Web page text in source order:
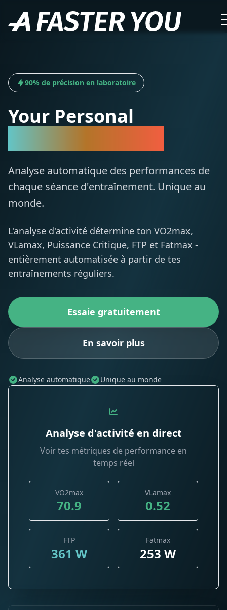
90% de précision en laboratoire
Your Personal
Analyse automatique des performances de
chaque séance d'entraînement. Unique au
monde.
L'analyse d'activité détermine ton VO2max,
VLamax, Puissance Critique, FTP et Fatmax -
entièrement automatisée à partir de tes
entraînements réguliers.
Essaie gratuitement
En savoir plus
Analyse automatique Unique au monde
Analyse d'activité en direct
Voir tes métriques de performance en
temps réel
VO2max
70.9
VLamax
0.52
FTP
361 W
Fatmax
253 W